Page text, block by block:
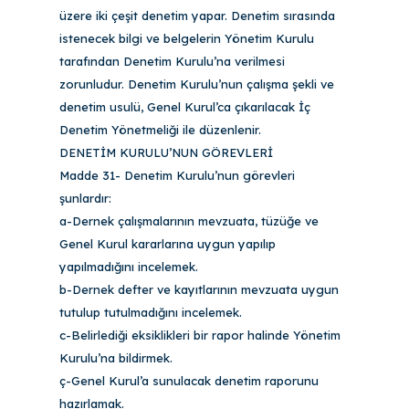
üzere iki çeşit denetim yapar. Denetim sırasında
istenecek bilgi ve belgelerin Yönetim Kurulu
tarafından Denetim Kurulu’na verilmesi
zorunludur. Denetim Kurulu’nun çalışma şekli ve
denetim usulü, Genel Kurul’ca çıkarılacak İç
Denetim Yönetmeliği ile düzenlenir.
DENETİM KURULU’NUN GÖREVLERİ
Madde 31- Denetim Kurulu’nun görevleri
şunlardır:
a-Dernek çalışmalarının mevzuata, tüzüğe ve
Genel Kurul kararlarına uygun yapılıp
yapılmadığını incelemek.
b-Dernek defter ve kayıtlarının mevzuata uygun
tutulup tutulmadığını incelemek.
c-Belirlediği eksiklikleri bir rapor halinde Yönetim
Kurulu’na bildirmek.
ç-Genel Kurul’a sunulacak denetim raporunu
hazırlamak.